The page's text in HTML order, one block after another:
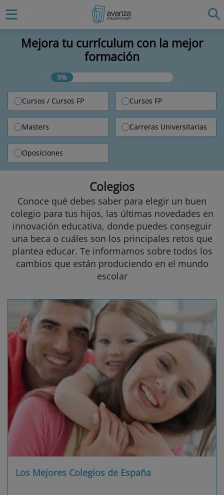
Mejora tu currículum con la mejor
formación
9%
Cursos / Cursos FP Cursos FP
Masters Carreras Universitarias
Oposiciones
Colegios
Conoce qué debes saber para elegir un buen
colegio para tus hijos, las últimas novedades en
innovación educativa, donde puedes conseguir
una beca o cuáles son los principales retos que
plantea educar. Te informamos sobre todos los
cambios que están produciendo en el mundo
escolar
Los Mejores Colegios de España